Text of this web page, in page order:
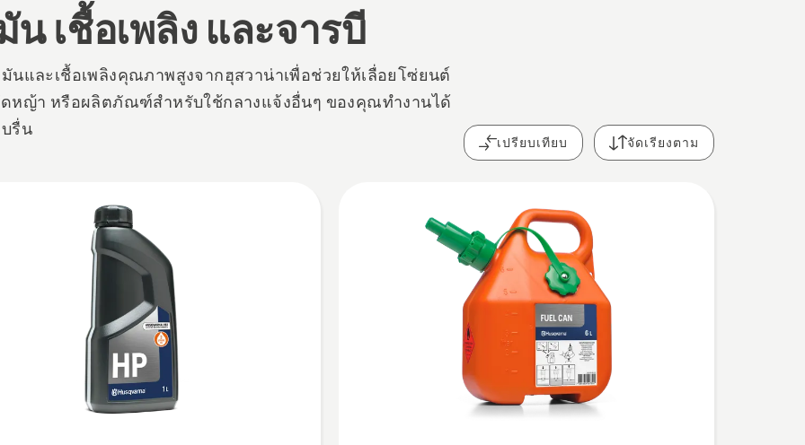
น เชื้อเพลิง และจารบี
มันและเชื้อเพลิงคุณภาพสูงจากฮุสวาน่าเพื่อช่วยให้เลื่อยโซ่ยนต์
ดหญ้า หรือผลิตภัณฑ์สําหรับใช้กลางแจ้งอื่นๆ ของคุณทํางานได้
รื่น
เปรียบเทียบ จัดเรียงตาม